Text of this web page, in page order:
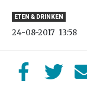
ETEN & DRINKEN
24-08-2017 13:58